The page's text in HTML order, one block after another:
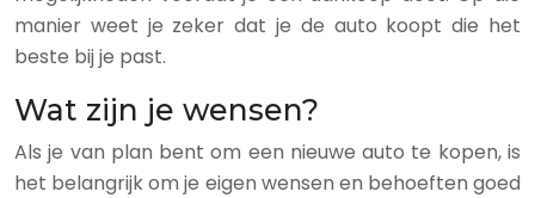
manier weet je zeker dat je de auto koopt die het
beste bij je past.
Wat zijn je wensen?
Als je van plan bent om een nieuwe auto te kopen, is
het belangrijk om je eigen wensen en behoeften goed